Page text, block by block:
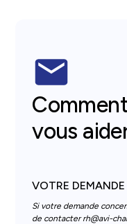
vous
VOTRE
Si votre demande
de contacterrh@avi-